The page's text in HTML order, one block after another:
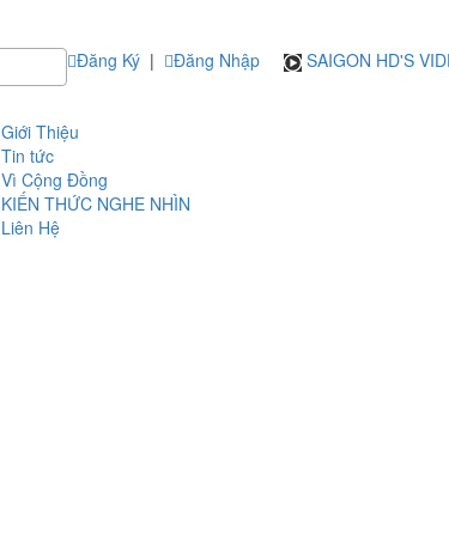
Đăng Ký | Đăng Nhập SAIGON HD'S
Giới Thiệu
Tin tức
Vì Cộng Đồng
KIẾN THỨC NGHE NHÌN
Liên Hệ